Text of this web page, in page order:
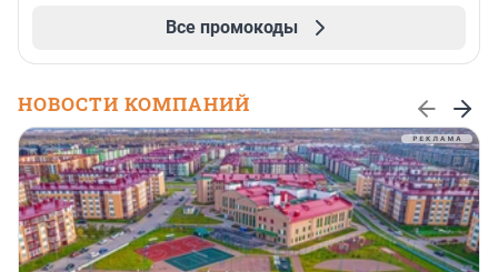
Все промокоды
НОВОСТИ КОМПАНИЙ